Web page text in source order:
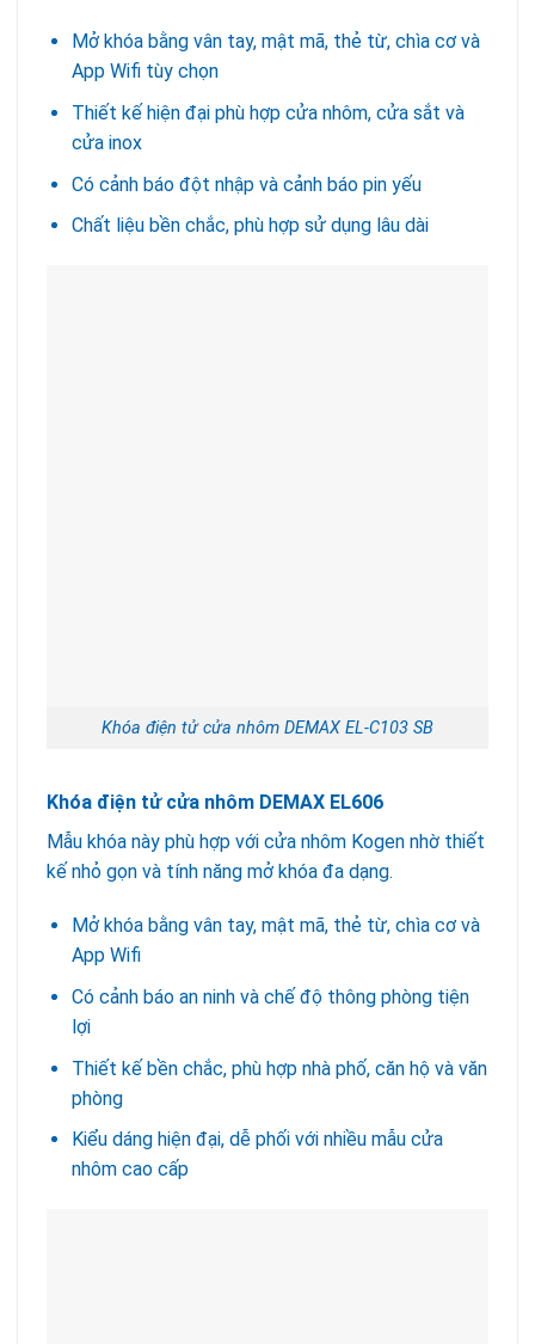
Mở khóa bằng vân tay, mật mã, thẻ từ, chìa cơ và
App Wifi tùy chọn
Thiết kế hiện đại phù hợp cửa nhôm, cửa sắt và
cửa inox
Có cảnh báo đột nhập và cảnh báo pin yếu
Chất liệu bền chắc, phù hợp sử dụng lâu dài
Khóa điện tử cửa nhôm DEMAX EL-C103 SB
Khóa điện tử cửa nhôm DEMAX EL606
Mẫu khóa này phù hợp với cửa nhôm Kogen nhờ thiết
kế nhỏ gọn và tính năng mở khóa đa dạng.
Mở khóa bằng vân tay, mật mã, thẻ từ, chìa cơ và
App Wifi
Có cảnh báo an ninh và chế độ thông phòng tiện
lợi
Thiết kế bền chắc, phù hợp nhà phố, căn hộ và văn
phòng
Kiểu dáng hiện đại, dễ phối với nhiều mẫu cửa
nhôm cao cấp